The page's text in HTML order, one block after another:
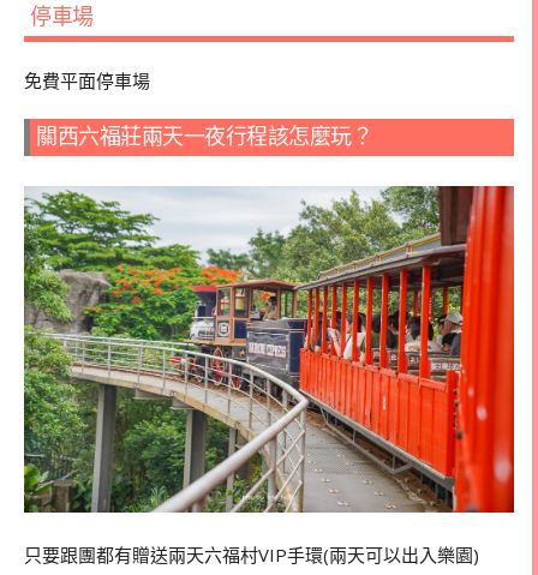
停車場
免費平面停車場
關西六福莊兩天一夜行程該怎麼玩？
只要跟團都有贈送兩天六福村VIP手環(兩天可以出入樂園)